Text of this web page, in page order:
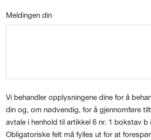
Meldingen din
Vi behandler opplysningene dine for å
din og, om nødvendig, for å gjennomføre
avtale i henhold til artikkel 6 nr. 1 bokstav b
Obligatoriske felt må fylles ut for at